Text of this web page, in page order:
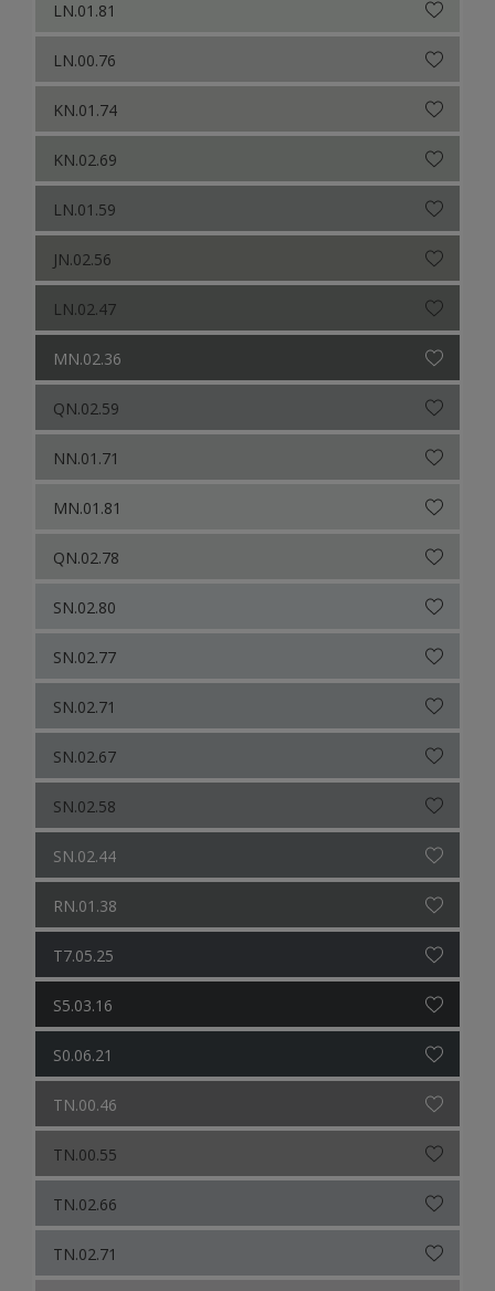
LN.01.81
LN.00.76
KN.01.74
KN.02.69
LN.01.59
JN.02.56
LN.02.47
MN.02.36
QN.02.59
NN.01.71
MN.01.81
QN.02.78
SN.02.80
SN.02.77
SN.02.71
SN.02.67
SN.02.58
SN.02.44
RN.01.38
T7.05.25
S5.03.16
S0.06.21
TN.00.46
TN.00.55
TN.02.66
TN.02.71